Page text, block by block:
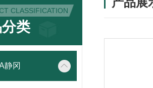
CLASSIFICATION
类
静冈